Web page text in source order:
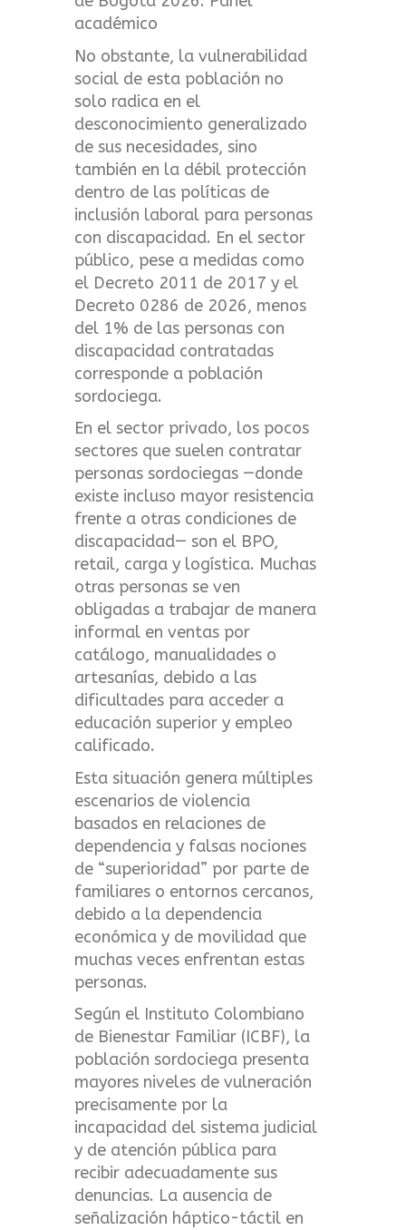
académico
No obstante, la vulnerabilidad
social de esta población no
solo radica en el
desconocimiento generalizado
de sus necesidades, sino
también en la débil protección
dentro de las políticas de
inclusión laboral para personas
con discapacidad. En el sector
público, pese a medidas como
el Decreto 2011 de 2017 y el
Decreto 0286 de 2026, menos
del 1% de las personas con
discapacidad contratadas
corresponde a población
sordociega.
En el sector privado, los pocos
sectores que suelen contratar
personas sordociegas —donde
existe incluso mayor resistencia
frente a otras condiciones de
discapacidad— son el BPO,
retail, carga y logística. Muchas
otras personas se ven
obligadas a trabajar de manera
informal en ventas por
catálogo, manualidades o
artesanías, debido a las
dificultades para acceder a
educación superior y empleo
calificado.
Esta situación genera múltiples
escenarios de violencia
basados en relaciones de
dependencia y falsas nociones
de “superioridad” por parte de
familiares o entornos cercanos,
debido a la dependencia
económica y de movilidad que
muchas veces enfrentan estas
personas.
Según el Instituto Colombiano
de Bienestar Familiar (ICBF), la
población sordociega presenta
mayores niveles de vulneración
precisamente por la
incapacidad del sistema judicial
y de atención pública para
recibir adecuadamente sus
denuncias. La ausencia de
señalización háptico-táctil en